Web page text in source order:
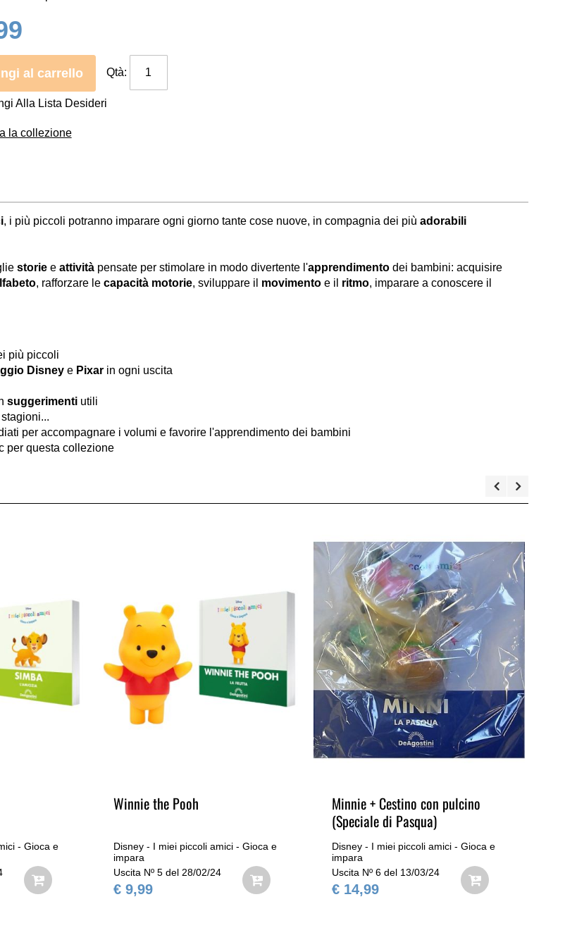
al carrello Qtà:
Alla Lista Desideri
la collezione
, i più piccoli potranno imparare ogni giorno tante cose nuove, in compagnia dei più adorabili
storie e attività pensate per stimolare in modo divertente l'apprendimento dei bambini: acquisire
, rafforzare le capacità motorie, sviluppare il movimento e il ritmo, imparare a conoscere il
più piccoli
Disney e Pixar in ogni uscita
suggerimenti utili
per accompagnare i volumi e favorire l'apprendimento dei bambini
per questa collezione
- Gioca e
Winnie the Pooh
Disney - I miei piccoli amici - Gioca e
impara
Uscita Nº 5 del 28/02/24
€ 9,99
Minnie + Cestino con pulcino
(Speciale di Pasqua)
Disney - I miei piccoli amici - Gioca e
impara
Uscita Nº 6 del 13/03/24
€ 14,99